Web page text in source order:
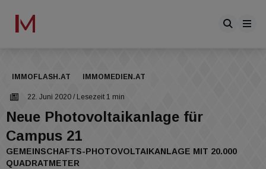
IMMOFLASH.AT IMMOMEDIEN.AT
22. Juni 2020 / Lesezeit 1 min
Neue Photovoltaikanlage für
Campus 21
GEMEINSCHAFTS-PHOTOVOLTAIKANLAGE MIT 20.000
QUADRATMETER